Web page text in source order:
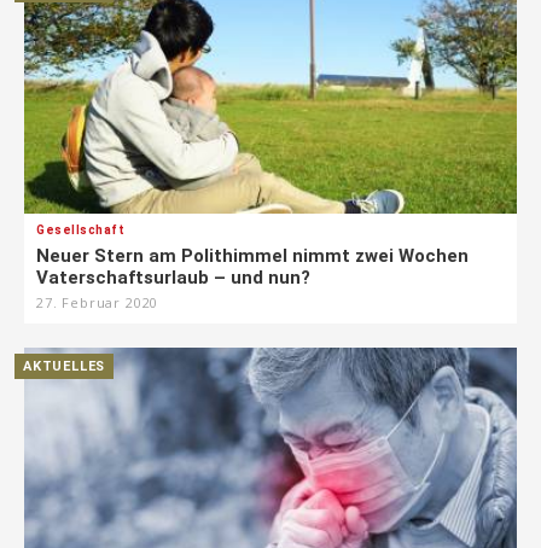
Gesellschaft
Neuer Stern am Polithimmel nimmt zwei Wochen
Vaterschaftsurlaub – und nun?
27. Februar 2020
AKTUELLES